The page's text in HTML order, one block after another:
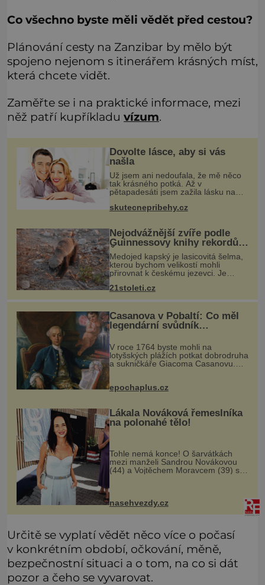
Co všechno byste měli vědět před cestou?
Plánování cesty na Zanzibar by mělo být
spojeno nejenom s itinerářem krásných míst,
která chcete vidět.
Zaměřte se i na praktické informace, mezi
něž patří kupříkladu vízum.
Dovolte lásce, aby si vás
našla
Už jsem ani nedoufala, že mě něco
tak krásného potká. Až v
pětapadesáti jsem zažila lásku na
vdávala, když mi bylo dvacet. Oba
skutecnepribehy.cz
Nejodvážnější zvíře podle
Guinnessovy knihy rekordů?
Šelmička s pruhem na
hřbetě!
Medojed kapský je lasicovitá šelma,
kterou bychom velikostí mohli
přirovnat k českému jezevci. Je
extrémně nebojácná, ostatně bývá
označována za nejodvážnější zvíře
vůbec. V této souvislosti je dokonc
21stoleti.cz
Casanova v Pobaltí: Co měl
legendární svůdník
společného se svobodnými
zednáři?
V roce 1764 byste mohli na
lotyšských plážích potkat dobrodruha
a sukničkáře Giacoma Casanovu.
Jeho cesta k Baltskému moři však
pracovní cestou se zištnými úmysly.
epochaplus.cz
Lákala Nováková řemeslníka
na polonahé tělo!
Tohle nemá konce! O šarvátkách
mezi manželi Sandrou Novákovou
(44) a Vojtěchem Moravcem (39) se
doufal, že horká zem u herečky ze
seriálu Ulice a režiséra vychladne,
nasehvezdy.cz
Určitě se vyplatí vědět něco více o počasí
v konkrétním období, očkování, měně,
bezpečnostní situaci a o tom, na co si dát
pozor a čeho se vyvarovat.